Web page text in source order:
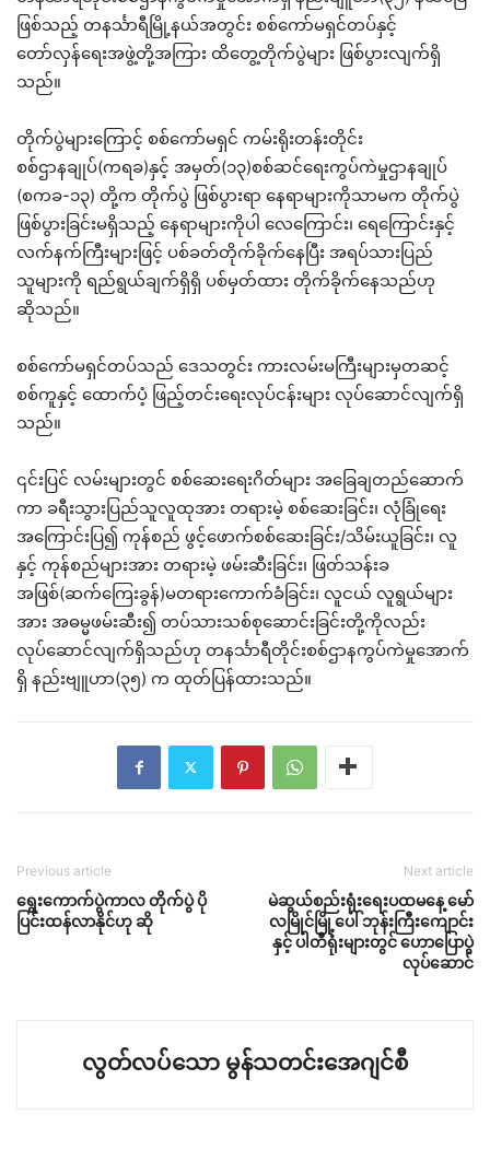
ဖြစ်သည့် တနင်္သာရီမြို့နယ်အတွင်း စစ်ကော်မရှင်တပ်နှင့်
တော်လှန်ရေးအဖွဲ့တို့အကြား ထိတွေ့တိုက်ပွဲများ ဖြစ်ပွားလျက်ရှိ
သည်။
တိုက်ပွဲများကြောင့် စစ်ကော်မရှင် ကမ်းရိုးတန်းတိုင်း
စစ်ဌာနချုပ်(ကရခ)နှင့် အမှတ်(၁၃)စစ်ဆင်ရေးကွပ်ကဲမှုဌာနချုပ်
(စကခ-၁၃) တို့က တိုက်ပွဲ ဖြစ်ပွားရာ နေရာများကိုသာမက တိုက်ပွဲ
ဖြစ်ပွားခြင်းမရှိသည့် နေရာများကိုပါ လေကြောင်း၊ ရေကြောင်းနှင့်
လက်နက်ကြီးများဖြင့် ပစ်ခတ်တိုက်ခိုက်နေပြီး အရပ်သားပြည်
သူများကို ရည်ရွယ်ချက်ရှိရှိ ပစ်မှတ်ထား တိုက်ခိုက်နေသည်ဟု
ဆိုသည်။
စစ်ကော်မရှင်တပ်သည် ဒေသတွင်း ကားလမ်းမကြီးများမှတဆင့်
စစ်ကူနှင့် ထောက်ပံ့ ဖြည့်တင်းရေးလုပ်ငန်းများ လုပ်ဆောင်လျက်ရှိ
သည်။
၎င်းပြင် လမ်းများတွင် စစ်ဆေးရေးဂိတ်များ အခြေချတည်ဆောက်
ကာ ခရီးသွားပြည်သူလူထုအား တရားမဲ့ စစ်ဆေးခြင်း၊ လုံခြုံရေး
အကြောင်းပြ၍ ကုန်စည် ဖွင့်ဖောက်စစ်ဆေးခြင်း/သိမ်းယူခြင်း၊ လူ
နှင့် ကုန်စည်များအား တရားမဲ့ ဖမ်းဆီးခြင်း၊ ဖြတ်သန်းခ
အဖြစ်(ဆက်ကြေးခွန်)မတရားကောက်ခံခြင်း၊ လူငယ် လူရွယ်များ
အား အဓမ္မဖမ်းဆီး၍ တပ်သားသစ်စုဆောင်းခြင်းတို့ကိုလည်း
လုပ်ဆောင်လျက်ရှိသည်ဟု တနင်္သာရီတိုင်းစစ်ဌာနကွပ်ကဲမှုအောက်
ရှိ နည်းဗျူဟာ(၃၅) က ထုတ်ပြန်ထားသည်။
Previous article
ရွေးကောက်ပွဲကာလ တိုက်ပွဲ ပို
ပြင်းထန်လာနိုင်ဟု ဆို
Next article
မဲဆွယ်စည်းရုံးရေးပထမနေ့ မော်
လမြိုင်မြို့ပေါ် ဘုန်းကြီးကျောင်း
နှင့် ပါတီရုံးများတွင် ဟောပြောပွဲ
လုပ်ဆောင်
လွတ်လပ်သော မွန်သတင်းအေဂျင်စီ